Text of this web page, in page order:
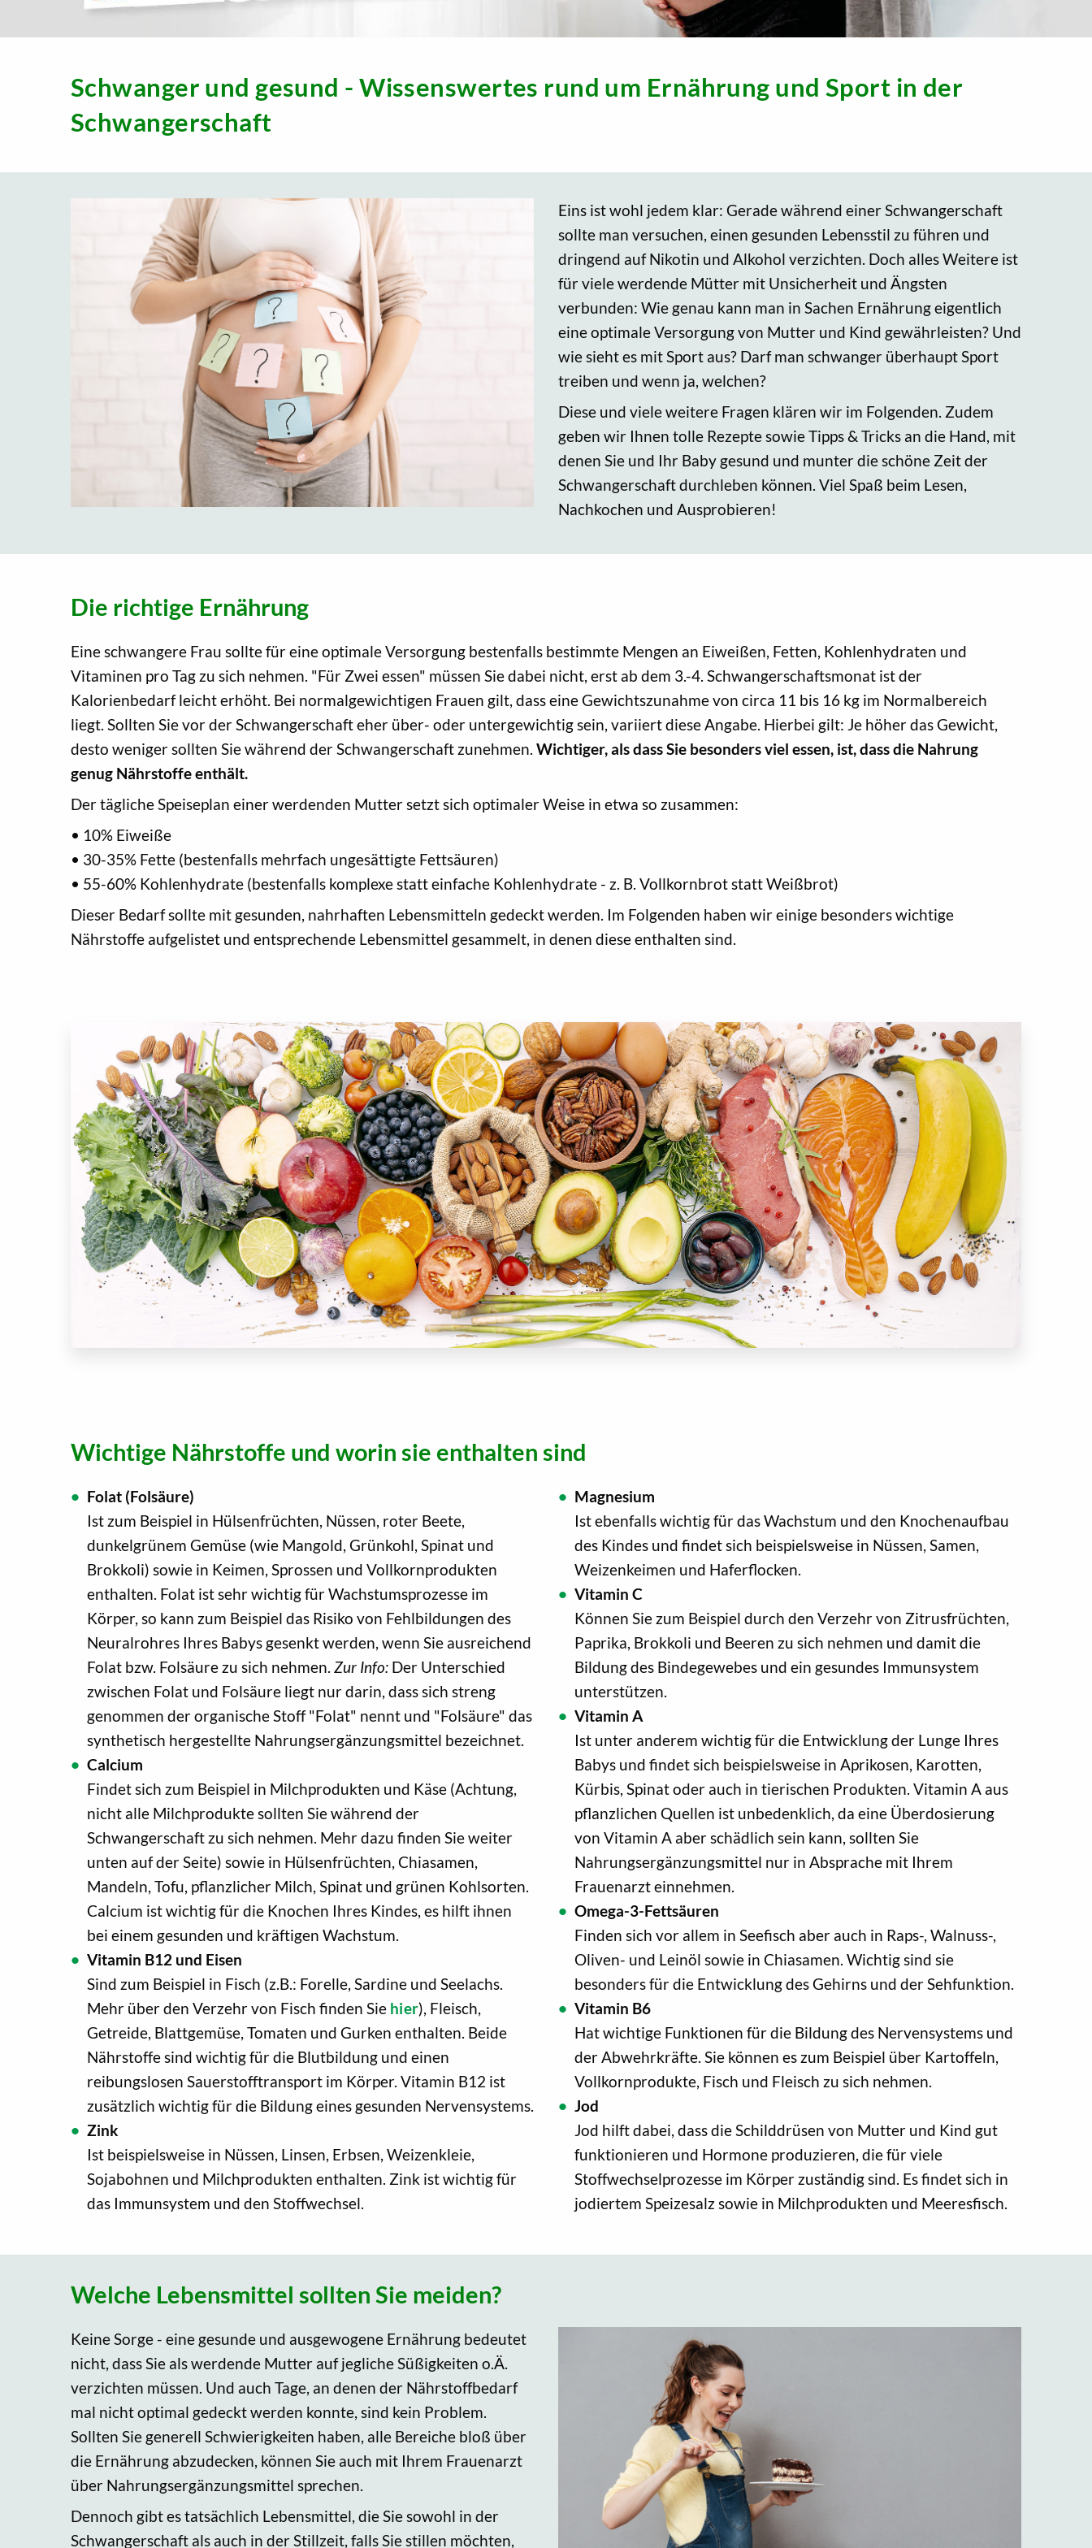
Schwanger und gesund - Wissenswertes rund um Ernährung und Sport in der
Schwangerschaft
Eins ist wohl jedem klar: Gerade während einer Schwangerschaft
sollte man versuchen, einen gesunden Lebensstil zu führen und
dringend auf Nikotin und Alkohol verzichten. Doch alles Weitere ist
für viele werdende Mütter mit Unsicherheit und Ängsten
verbunden: Wie genau kann man in Sachen Ernährung eigentlich
eine optimale Versorgung von Mutter und Kind gewährleisten? Und
wie sieht es mit Sport aus? Darf man schwanger überhaupt Sport
treiben und wenn ja, welchen?
Diese und viele weitere Fragen klären wir im Folgenden. Zudem
geben wir Ihnen tolle Rezepte sowie Tipps & Tricks an die Hand, mit
denen Sie und Ihr Baby gesund und munter die schöne Zeit der
Schwangerschaft durchleben können. Viel Spaß beim Lesen,
Nachkochen und Ausprobieren!
Die richtige Ernährung
Eine schwangere Frau sollte für eine optimale Versorgung bestenfalls bestimmte Mengen an Eiweißen, Fetten, Kohlenhydraten und
Vitaminen pro Tag zu sich nehmen. "Für Zwei essen" müssen Sie dabei nicht, erst ab dem 3.-4. Schwangerschaftsmonat ist der
Kalorienbedarf leicht erhöht. Bei normalgewichtigen Frauen gilt, dass eine Gewichtszunahme von circa 11 bis 16 kg im Normalbereich
liegt. Sollten Sie vor der Schwangerschaft eher über- oder untergewichtig sein, variiert diese Angabe. Hierbei gilt: Je höher das Gewicht,
desto weniger sollten Sie während der Schwangerschaft zunehmen. Wichtiger, als dass Sie besonders viel essen, ist, dass die Nahrung
genug Nährstoffe enthält.
Der tägliche Speiseplan einer werdenden Mutter setzt sich optimaler Weise in etwa so zusammen:
• 10% Eiweiße
• 30-35% Fette (bestenfalls mehrfach ungesättigte Fettsäuren)
• 55-60% Kohlenhydrate (bestenfalls komplexe statt einfache Kohlenhydrate - z. B. Vollkornbrot statt Weißbrot)
Dieser Bedarf sollte mit gesunden, nahrhaften Lebensmitteln gedeckt werden. Im Folgenden haben wir einige besonders wichtige
Nährstoffe aufgelistet und entsprechende Lebensmittel gesammelt, in denen diese enthalten sind.
Wichtige Nährstoffe und worin sie enthalten sind
Folat (Folsäure)
Ist zum Beispiel in Hülsenfrüchten, Nüssen, roter Beete,
dunkelgrünem Gemüse (wie Mangold, Grünkohl, Spinat und
Brokkoli) sowie in Keimen, Sprossen und Vollkornprodukten
enthalten. Folat ist sehr wichtig für Wachstumsprozesse im
Körper, so kann zum Beispiel das Risiko von Fehlbildungen des
Neuralrohres Ihres Babys gesenkt werden, wenn Sie ausreichend
Folat bzw. Folsäure zu sich nehmen. Zur Info: Der Unterschied
zwischen Folat und Folsäure liegt nur darin, dass sich streng
genommen der organische Stoff "Folat" nennt und "Folsäure" das
synthetisch hergestellte Nahrungsergänzungsmittel bezeichnet.
Calcium
Findet sich zum Beispiel in Milchprodukten und Käse (Achtung,
nicht alle Milchprodukte sollten Sie während der
Schwangerschaft zu sich nehmen. Mehr dazu finden Sie weiter
unten auf der Seite) sowie in Hülsenfrüchten, Chiasamen,
Mandeln, Tofu, pflanzlicher Milch, Spinat und grünen Kohlsorten.
Calcium ist wichtig für die Knochen Ihres Kindes, es hilft ihnen
bei einem gesunden und kräftigen Wachstum.
Vitamin B12 und Eisen
Sind zum Beispiel in Fisch (z.B.: Forelle, Sardine und Seelachs.
Mehr über den Verzehr von Fisch finden Sie hier), Fleisch,
Getreide, Blattgemüse, Tomaten und Gurken enthalten. Beide
Nährstoffe sind wichtig für die Blutbildung und einen
reibungslosen Sauerstofftransport im Körper. Vitamin B12 ist
zusätzlich wichtig für die Bildung eines gesunden Nervensystems.
Zink
Ist beispielsweise in Nüssen, Linsen, Erbsen, Weizenkleie,
Sojabohnen und Milchprodukten enthalten. Zink ist wichtig für
das Immunsystem und den Stoffwechsel.
Magnesium
Ist ebenfalls wichtig für das Wachstum und den Knochenaufbau
des Kindes und findet sich beispielsweise in Nüssen, Samen,
Weizenkeimen und Haferflocken.
Vitamin C
Können Sie zum Beispiel durch den Verzehr von Zitrusfrüchten,
Paprika, Brokkoli und Beeren zu sich nehmen und damit die
Bildung des Bindegewebes und ein gesundes Immunsystem
unterstützen.
Vitamin A
Ist unter anderem wichtig für die Entwicklung der Lunge Ihres
Babys und findet sich beispielsweise in Aprikosen, Karotten,
Kürbis, Spinat oder auch in tierischen Produkten. Vitamin A aus
pflanzlichen Quellen ist unbedenklich, da eine Überdosierung
von Vitamin A aber schädlich sein kann, sollten Sie
Nahrungsergänzungsmittel nur in Absprache mit Ihrem
Frauenarzt einnehmen.
Omega-3-Fettsäuren
Finden sich vor allem in Seefisch aber auch in Raps-, Walnuss-,
Oliven- und Leinöl sowie in Chiasamen. Wichtig sind sie
besonders für die Entwicklung des Gehirns und der Sehfunktion.
Vitamin B6
Hat wichtige Funktionen für die Bildung des Nervensystems und
der Abwehrkräfte. Sie können es zum Beispiel über Kartoffeln,
Vollkornprodukte, Fisch und Fleisch zu sich nehmen.
Jod
Jod hilft dabei, dass die Schilddrüsen von Mutter und Kind gut
funktionieren und Hormone produzieren, die für viele
Stoffwechselprozesse im Körper zuständig sind. Es findet sich in
jodiertem Speizesalz sowie in Milchprodukten und Meeresfisch.
Welche Lebensmittel sollten Sie meiden?
Keine Sorge - eine gesunde und ausgewogene Ernährung bedeutet
nicht, dass Sie als werdende Mutter auf jegliche Süßigkeiten o.Ä.
verzichten müssen. Und auch Tage, an denen der Nährstoffbedarf
mal nicht optimal gedeckt werden konnte, sind kein Problem.
Sollten Sie generell Schwierigkeiten haben, alle Bereiche bloß über
die Ernährung abzudecken, können Sie auch mit Ihrem Frauenarzt
über Nahrungsergänzungsmittel sprechen.
Dennoch gibt es tatsächlich Lebensmittel, die Sie sowohl in der
Schwangerschaft als auch in der Stillzeit, falls Sie stillen möchten,